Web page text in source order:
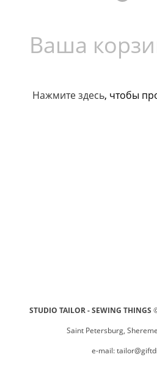
Ваша
Нажмите здесь, чтобы
STUDIO TAILOR - SEWING THINGS
Saint Petersburg,
e-mail: